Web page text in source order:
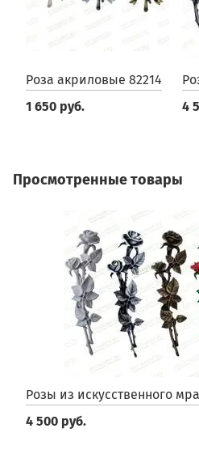
Роза акриловые 82214
1 650 руб.
4
Просмотренные товары
Розы из искусственного
4 500 руб.